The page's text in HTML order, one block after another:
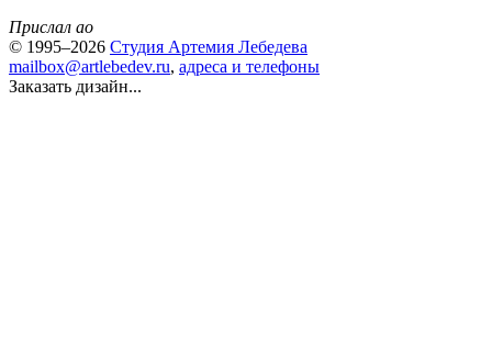
Прислал ao
© 1995–2026 Студия Артемия Лебедева
mailbox@artlebedev.ru, адреса и телефоны
Заказать дизайн...